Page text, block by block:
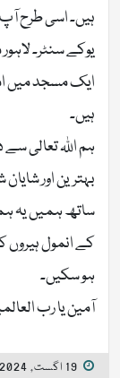
ہیں۔ اسی طرح
یوکے سنٹر۔
ایک مسجد میں
ہیں۔
ہم اللہ تعالی
بہترین اور
ساتھ ہمیں یہ
کے انمول
ہو سکیں۔
آمین یا رب
19 اگست, 2024